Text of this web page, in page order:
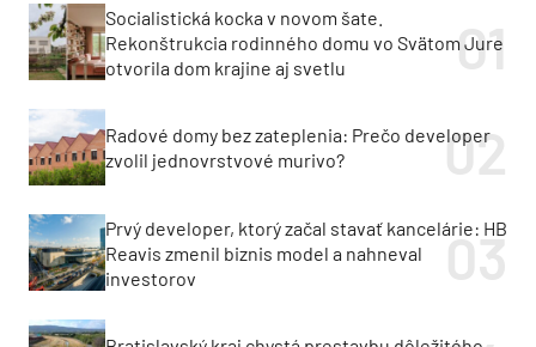
Socialistická kocka v novom šate.
Rekonštrukcia rodinného domu vo Svätom Jure
otvorila dom krajine aj svetlu
Radové domy bez zateplenia: Prečo developer
zvolil jednovrstvové murivo?
Prvý developer, ktorý začal stavať kancelárie: HB
Reavis zmenil biznis model a nahneval
investorov